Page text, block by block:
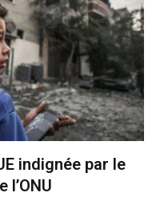
indignée par le
l’ONU